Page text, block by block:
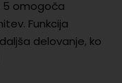
5 omogoča
Funkcija
delovanje, ko